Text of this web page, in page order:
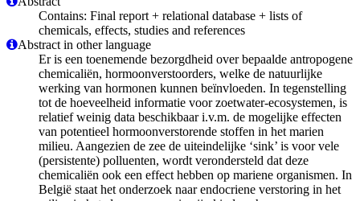
Contains: Final report + relational database + lists of
chemicals, effects, studies and references
Abstract in other language
Er is een toenemende bezorgdheid over bepaalde antropogene
chemicaliën, hormoonverstoorders, welke de natuurlijke
werking van hormonen kunnen beïnvloeden. In tegenstelling
tot de hoeveelheid informatie voor zoetwater-ecosystemen, is
relatief weinig data beschikbaar i.v.m. de mogelijke effecten
van potentieel hormoonverstorende stoffen in het marien
milieu. Aangezien de zee de uiteindelijke ‘sink’ is voor vele
(persistente) polluenten, wordt verondersteld dat deze
chemicaliën ook een effect hebben op mariene organismen. In
België staat het onderzoek naar endocriene verstoring in het